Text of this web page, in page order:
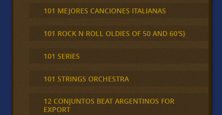
101 MEJORES CANCIONES ITALIANAS
101 ROCK N ROLL OLDIES OF 50 AND 60'S}
101 SERIES
101 STRINGS ORCHESTRA
12 CONJUNTOS BEAT ARGENTINOS FOR
EXPORT